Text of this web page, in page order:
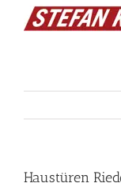
Haustüren